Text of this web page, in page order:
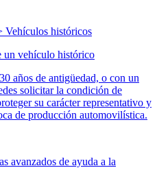
históricos
un vehículo histórico
años de antigüedad, o con un
solicitar la condición de
su carácter representativo y
de producción automovilística.
avanzados de ayuda a la